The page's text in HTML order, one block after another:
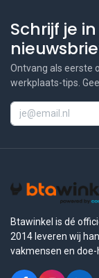
Schrijf je
Ontvang als eerste
werkplaats-tips.
Btawinkel is dé
2014 leveren wij
vakmensen en